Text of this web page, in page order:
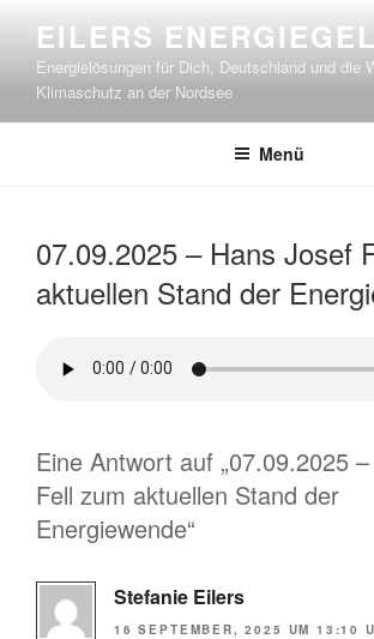
springen
EILERS
Energielösungen für Dich, Deutschland und die
Klimaschutz an der Nordsee
Menü
07.09.2025 – Hans Josef
aktuellen Stand der
Eine Antwort auf „07.09.2025
Fell zum aktuellen Stand der
Energiewende“
Stefanie Eilers
16 SEPTEMBER, 2025 UM 13:10